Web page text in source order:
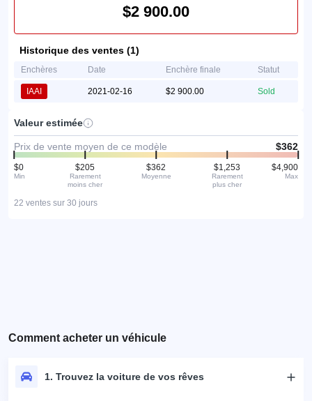
$2 900.00
Historique des ventes (1)
Enchères Date Enchère finale Statut
IAAI 2021-02-16 $2 900.00 Sold
Valeur estimée
Prix de vente moyen de ce modèle $362
$0
Min
$205
Rarement
moins cher
$362
Moyenne
$1,253
Rarement
plus cher
$4,900
Max
22 ventes sur 30 jours
Comment acheter un véhicule
1. Trouvez la voiture de vos rêves